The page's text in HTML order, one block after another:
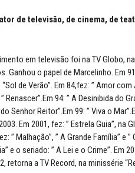
de televisão, de cinema, de
em televisão foi na TV Globo,
Ganhou o papel de Marcelinho. Em
de Verão”. Em 84,fez: ” Amor
Renascer”.Em 94: ” A Desinibida do
Senhor Reitor”.Em 99: ” Viva o
Em 2001, fez: ” Estrela Guia”, na
” Malhação”, ” A Grande Família” e
e o seriado: ” A Lei e o Crime”. Em
retorna a TV Record, na minissérie